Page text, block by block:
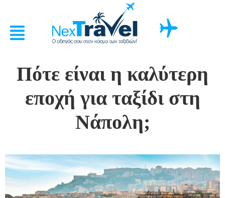
Πότε είναι η καλύτερη
εποχή για ταξίδι στη
Νάπολη;